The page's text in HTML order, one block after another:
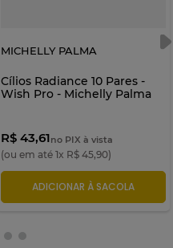
MICHELLY PALMA
Cílios Radiance 10 Pares -
Wish Pro - Michelly Palma
R$ 43,61no PIX à vista
(ou em até 1x R$ 45,90)
ADICIONAR À SACOLA